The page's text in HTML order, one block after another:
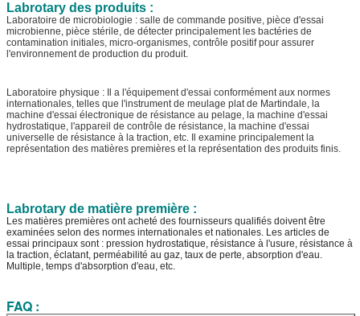
Labrotary des produits :
Laboratoire de microbiologie : salle de commande positive, pièce d'essai
microbienne, pièce stérile, de détecter principalement les bactéries de
contamination initiales, micro-organismes, contrôle positif pour assurer
l'environnement de production du produit.
Laboratoire physique : Il a l'équipement d'essai conformément aux normes
internationales, telles que l'instrument de meulage plat de Martindale, la
machine d'essai électronique de résistance au pelage, la machine d'essai
hydrostatique, l'appareil de contrôle de résistance, la machine d'essai
universelle de résistance à la traction, etc. Il examine principalement la
représentation des matières premières et la représentation des produits finis.
Labrotary de matière première :
Les matières premières ont acheté des fournisseurs qualifiés doivent être
examinées selon des normes internationales et nationales. Les articles de
essai principaux sont : pression hydrostatique, résistance à l'usure, résistance à
la traction, éclatant, perméabilité au gaz, taux de perte, absorption d'eau.
Multiple, temps d'absorption d'eau, etc.
FAQ :